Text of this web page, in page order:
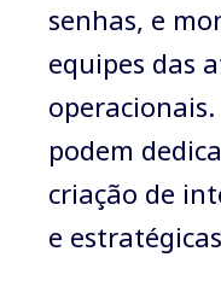
senhas, e
equipes das
podem
criação de
e